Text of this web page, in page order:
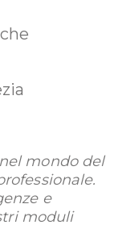
mondo del
e
moduli